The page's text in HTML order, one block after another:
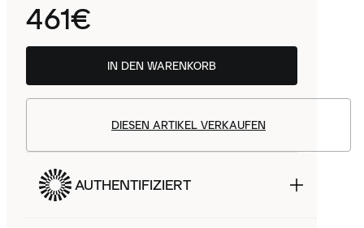
461€
IN DEN WARENKORB
DIESEN ARTIKEL VERKAUFEN
AUTHENTIFIZIERT